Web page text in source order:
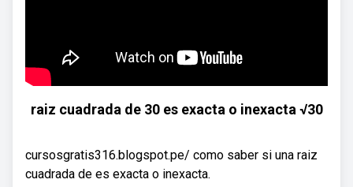
raiz cuadrada de 30 es exacta o inexacta √30
cursosgratis316.blogspot.pe/ como saber si una raiz
cuadrada de es exacta o inexacta.